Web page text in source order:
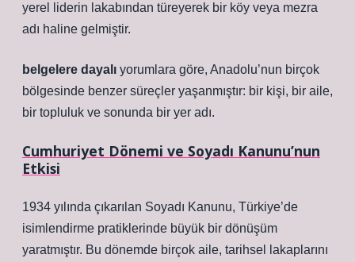
yerel liderin lakabından türeyerek bir köy veya mezra
adı haline gelmiştir.
belgelere dayalı yorumlara göre, Anadolu’nun birçok
bölgesinde benzer süreçler yaşanmıştır: bir kişi, bir aile,
bir topluluk ve sonunda bir yer adı.
Cumhuriyet Dönemi ve Soyadı Kanunu’nun
Etkisi
1934 yılında çıkarılan Soyadı Kanunu, Türkiye’de
isimlendirme pratiklerinde büyük bir dönüşüm
yaratmıştır. Bu dönemde birçok aile, tarihsel lakaplarını